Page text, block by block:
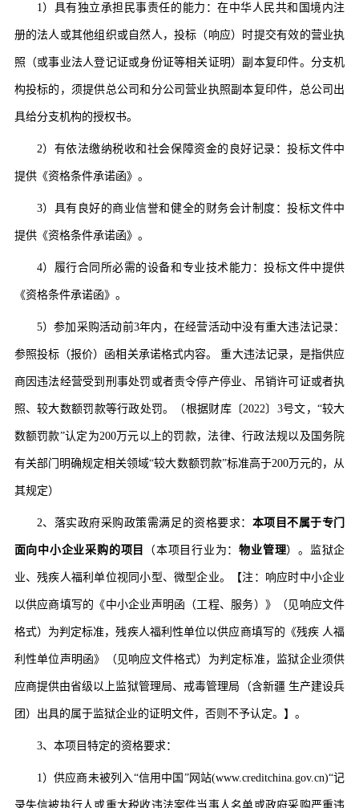
1）具有独立承担民事责任的能力：在中华人民共和国境内注
册的法人或其他组织或自然人，投标（响应）时提交有效的营业执
照（或事业法人登记证或身份证等相关证明）副本复印件。分支机
构投标的，须提供总公司和分公司营业执照副本复印件，总公司出
具给分支机构的授权书。
2）有依法缴纳税收和社会保障资金的良好记录：投标文件中
提供《资格条件承诺函》。
3）具有良好的商业信誉和健全的财务会计制度：投标文件中
提供《资格条件承诺函》。
4）履行合同所必需的设备和专业技术能力：投标文件中提供
《资格条件承诺函》。
5）参加采购活动前3年内，在经营活动中没有重大违法记录：
参照投标（报价）函相关承诺格式内容。 重大违法记录，是指供应
商因违法经营受到刑事处罚或者责令停产停业、吊销许可证或者执
照、较大数额罚款等行政处罚。（根据财库〔2022〕3号文，“较大
数额罚款”认定为200万元以上的罚款，法律、行政法规以及国务院
有关部门明确规定相关领域“较大数额罚款”标准高于200万元的，从
其规定）
2、 落实政府采购政策需满足的资格要求： 本项目不属于专门
面向中小企业采购的项目 （本项目行业为：物业管理）。监狱企
业、残疾人福利单位视同小型、微型企业。【注：响应时中小企业
以供应商填写的《中小企业声明函（工程、服务）》（见响应文件
格式）为判定标准，残疾人福利性单位以供应商填写的《残疾 人福
利性单位声明函》（见响应文件格式）为判定标准，监狱企业须供
应商提供由省级以上监狱管理局、戒毒管理局（含新疆 生产建设兵
团）出具的属于监狱企业的证明文件，否则不予认定。】 。
3、本项目特定的资格要求：
1） 供应商未被列入 “信用中国”网站(www.creditchina.gov.cn)“记
录失信被执行人或重大税收违法案件当事人名单或政府采购严重违